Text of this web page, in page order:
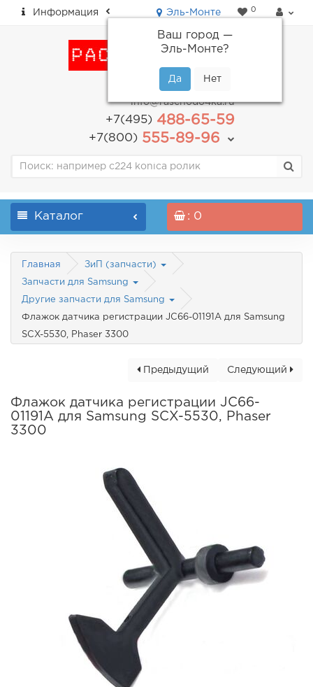
Информация Эль-Монте
Ваш город —
Эль-Монте?
0
пн-пт: с 9.00 до 18.00
info@raschodo4ka.ru
+7(495)488-65-59
+7(800)555-89-96
Каталог : 0
Главная ЗиП (запчасти)
Запчасти для Samsung
Другие запчасти для Samsung
Флажок датчика регистрации JC66-01191A для Samsung
SCX-5530, Phaser 3300
Следующий
Предыдущий
Флажок датчика регистрации JC66-
01191A для Samsung SCX-5530, Phaser
3300